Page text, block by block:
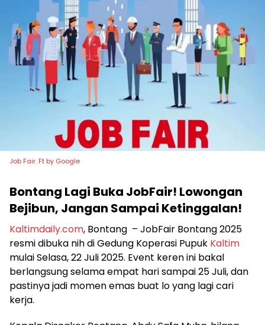
Job Fair. Ft by Google
Bontang Lagi Buka JobFair! Lowongan
Bejibun, Jangan Sampai Ketinggalan!
Kaltimdaily.com, Bontang – JobFair Bontang 2025
resmi dibuka nih di Gedung Koperasi Pupuk Kaltim
mulai Selasa, 22 Juli 2025. Event keren ini bakal
berlangsung selama empat hari sampai 25 Juli, dan
pastinya jadi momen emas buat lo yang lagi cari
kerja.